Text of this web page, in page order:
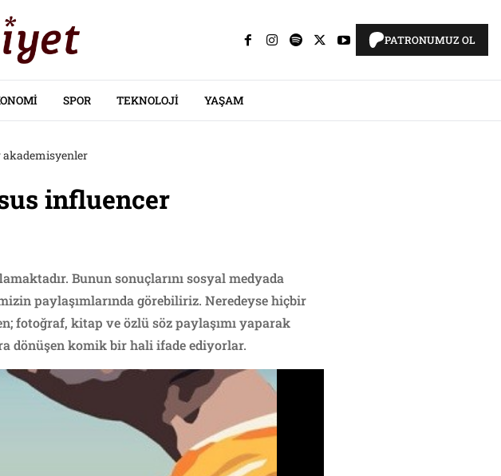
PATRONUMUZ OL
SPOR TEKNOLOJI YAŞAM
influencer
Bunun sonuçlarını sosyal medyada
paylaşımlarında görebiliriz. Neredeyse hiçbir
fotoğraf, kitap ve özlü söz paylaşımı yaparak
dönüşen komik bir hali ifade ediyorlar.